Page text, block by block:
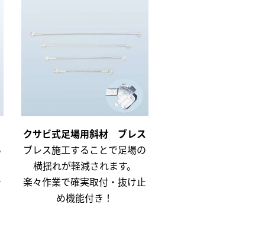
クサビ式足場用斜材 ブレス
ブレス施工することで足場の
横揺れが軽減されます。
楽々作業で確実取付・抜け止
め機能付き！